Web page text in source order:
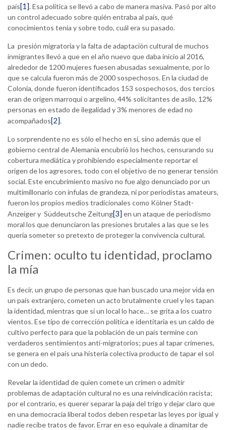
país[1]. Esa política se llevó a cabo de manera masiva. Pasó por alto
un control adecuado sobre quién entraba al país, qué
conocimientos tenía y sobre todo, cuál era su pasado.
La presión migratoria y la falta de adaptación cultural de muchos
inmigrantes llevó a que en el año nuevo que daba inicio al 2016,
alrededor de 1200 mujeres fuesen abusadas sexualmente, por lo
que se calcula fueron más de 2000 sospechosos. En la ciudad de
Colonia, donde fueron identificados 153 sospechosos, dos tercios
eran de origen marroquí o argelino, 44% solicitantes de asilo, 12%
personas en estado de ilegalidad y 3% menores de edad no
acompañados[2].
Lo sorprendente no es sólo el hecho en sí, sino además que el
gobierno central de Alemania encubrió los hechos, censurando su
cobertura mediática y prohibiendo especialmente reportar el
origen de los agresores, todo con el objetivo de no generar tensión
social. Este encubrimiento masivo no fue algo denunciado por un
multimillonario con ínfulas de grandeza, ni por periodistas amateurs,
fueron los propios medios tradicionales como Kölner Stadt-
Anzeiger y Süddeutsche Zeitung[3] en un ataque de periodismo
moral los que denunciaron las presiones brutales a las que se les
quería someter so pretexto de proteger la convivencia cultural.
Crimen: oculto tu identidad, proclamo
la mía
Es decir, un grupo de personas que han buscado una mejor vida en
un país extranjero, cometen un acto brutalmente cruel y les tapan
la identidad, mientras que si un local lo hace… se grita a los cuatro
vientos. Ese tipo de corrección política e identitaria es un caldo de
cultivo perfecto para que la población de un país termine con
verdaderos sentimientos anti-migratorios; pues al tapar crímenes,
se genera en el país una histeria colectiva producto de tapar el sol
con un dedo.
Revelar la identidad de quien comete un crimen o admitir
problemas de adaptación cultural no es una reivindicación racista;
por el contrario, es querer separar la paja del trigo y dejar claro que
en una democracia liberal todos deben respetar las leyes por igual y
nadie recibe tratos de favor. Errar en eso equivale a dinamitar de